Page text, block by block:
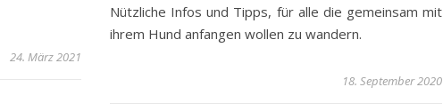
24. März 2021
Nützliche Infos und Tipps, für alle die gemeinsam mit
ihrem Hund anfangen wollen zu wandern.
18. September 2020